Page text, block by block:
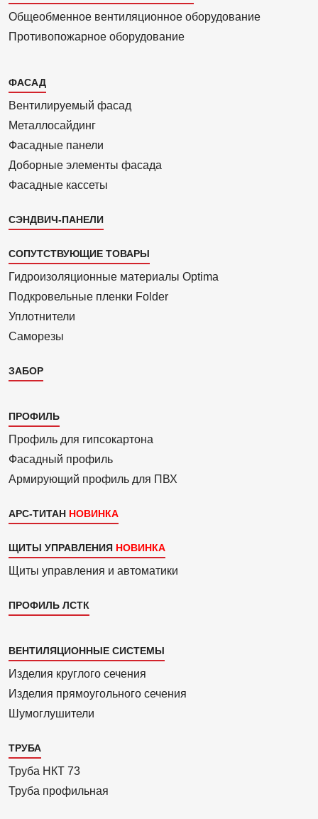
Общеобменное вентиляционное оборудование
Противопожарное оборудование
Каталог
2
ФАСАД
Вентилиру­емый фасад
Металло­сайдинг
Фасадные панели
Доборные элементы фасада
Фасадные кассеты
СЭНДВИЧ-ПАНЕЛИ
СОПУТСТВУЮЩИЕ ТОВАРЫ
Гидроизоля­ционные материалы Optima
Подкровель­ные пленки Folder
Уплотнители
Саморезы
ЗАБОР
Каталог
3
ПРОФИЛЬ
Профиль для гипсо­картона
Фасадный профиль
Армиру­ю­щий профиль для ПВХ
АРС-ТИТАН
ЩИТЫ УПРАВЛЕНИЯ
Щиты управления и автоматики
ПРОФИЛЬ ЛСТК
Каталог
4
ВЕНТИЛЯЦИОННЫЕ СИСТЕМЫ
Изделия круглого сечения
Изделия прямоуголь­ного сечения
Шумоглушители
ТРУБА
Труба НКТ 73
Труба профильная